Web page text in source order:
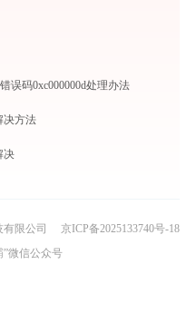
误码0xc000000d处理办法
决方法
决
限公司
京ICP备2025133740号-18
”微信公众号